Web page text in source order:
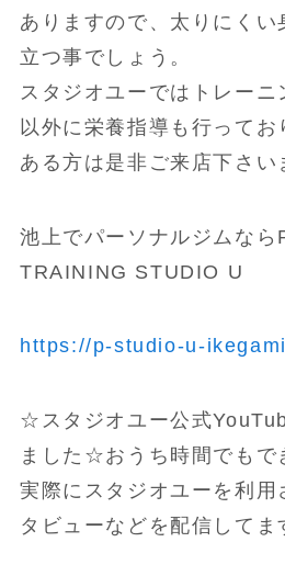
ありますので、太りにくい
立つ事でしょう。
スタジオユーではトレー
以外に栄養指導も行って
ある方は是非ご来店下さい
池上でパーソナルジムな
TRAINING STUDIO U
https://p-studio-u-
☆スタジオユー公式
ました☆おうち時間でもで
実際にスタジオユーを利用
タビューなどを配信してま